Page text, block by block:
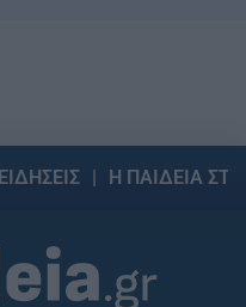
ΕΙΔΗΣΕΙΣ Η ΠΑΙΔΕΙΑ